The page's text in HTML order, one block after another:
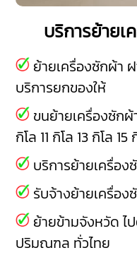
บริการย้ายเ
ย้ายเครื่องซักผ้า
บริการยกของให้
ขนย้ายเครื่องซัก
กิโล 11 กิโล 13 กิโล
บริการย้ายเครื่อ
รับจ้างย้ายเครื่อ
ย้ายข้ามจังหวัด ไ
ปริมณฑล ทั่วไทย